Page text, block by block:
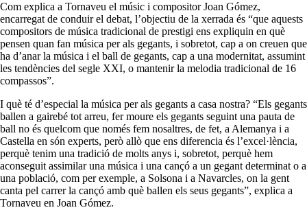
Com explica a Tornaveu el músic i compositor Joan Gómez,
encarregat de conduir el debat, l’objectiu de la xerrada és “que aquests
compositors de música tradicional de prestigi ens expliquin en què
pensen quan fan música per als gegants, i sobretot, cap a on creuen que
ha d’anar la música i el ball de gegants, cap a una modernitat, assumint
les tendències del segle XXI, o mantenir la melodia tradicional de 16
compassos”.
I què té d’especial la música per als gegants a casa nostra? “Els gegants
ballen a gairebé tot arreu, fer moure els gegants seguint una pauta de
ball no és quelcom que només fem nosaltres, de fet, a Alemanya i a
Castella en són experts, però allò que ens diferencia és l’excel·lència,
perquè tenim una tradició de molts anys i, sobretot, perquè hem
aconseguit assimilar una música i una cançó a un gegant determinat o a
una població, com per exemple, a Solsona i a Navarcles, on la gent
canta pel carrer la cançó amb què ballen els seus gegants”, explica a
Tornaveu en Joan Gómez.